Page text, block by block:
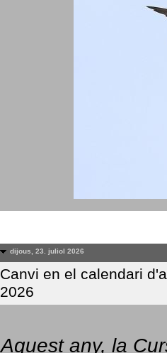
dijous, 23. juliol 2026
Canvi en el calendari
2026
Aquest any, la